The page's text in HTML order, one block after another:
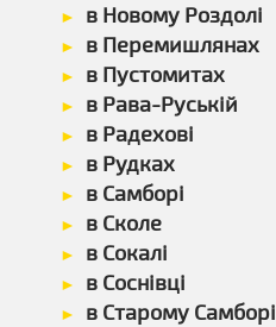
в Новому Роздолі
в Перемишлянах
в Пустомитах
в Рава-Руській
в Радехові
в Рудках
в Самборі
в Сколе
в Сокалі
в Соснівці
в Старому Самборі